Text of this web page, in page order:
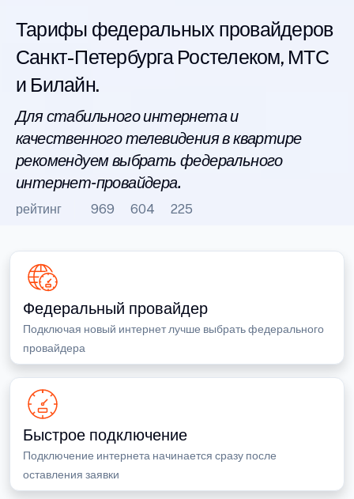
Тарифы федеральных провайдеров
Санкт-Петербурга Ростелеком, МТС
и Билайн.
Для стабильного интернета и
качественного телевидения в квартире
рекомендуем выбрать федерального
интернет-провайдера.
рейтинг 969 604 225
Федеральный провайдер
Подключая новый интернет лучше выбрать федерального
провайдера
Быстрое подключение
Подключение интернета начинается сразу после
оставления заявки